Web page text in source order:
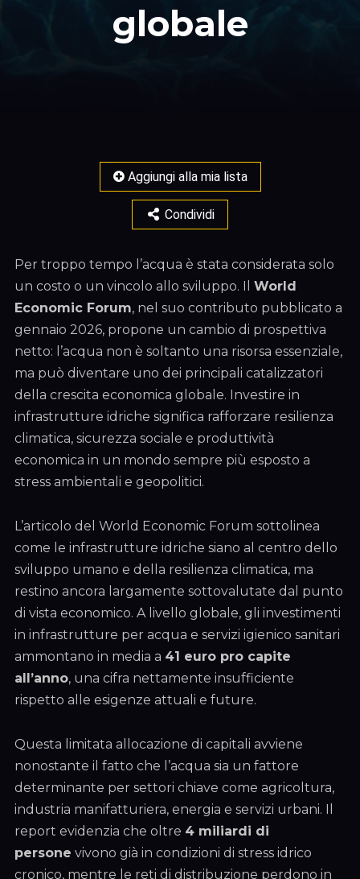
globale
Aggiungi alla mia lista
Condividi
Per troppo tempo l’acqua è stata considerata solo
un costo o un vincolo allo sviluppo. Il World
Economic Forum, nel suo contributo pubblicato a
gennaio 2026, propone un cambio di prospettiva
netto: l’acqua non è soltanto una risorsa essenziale,
ma può diventare uno dei principali catalizzatori
della crescita economica globale. Investire in
infrastrutture idriche significa rafforzare resilienza
climatica, sicurezza sociale e produttività
economica in un mondo sempre più esposto a
stress ambientali e geopolitici.
L’articolo del World Economic Forum sottolinea
come le infrastrutture idriche siano al centro dello
sviluppo umano e della resilienza climatica, ma
restino ancora largamente sottovalutate dal punto
di vista economico. A livello globale, gli investimenti
in infrastrutture per acqua e servizi igienico sanitari
ammontano in media a 41 euro pro capite
all’anno, una cifra nettamente insufficiente
rispetto alle esigenze attuali e future.
Questa limitata allocazione di capitali avviene
nonostante il fatto che l’acqua sia un fattore
determinante per settori chiave come agricoltura,
industria manifatturiera, energia e servizi urbani. Il
report evidenzia che oltre 4 miliardi di
persone vivono già in condizioni di stress idrico
cronico, mentre le reti di distribuzione perdono in